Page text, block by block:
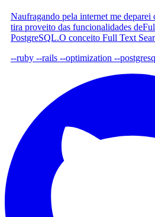
Naufragando pela internet me deparei
tira proveito das funcionalidades
PostgreSQL.O conceito Full Text
--ruby --rails --optimization --